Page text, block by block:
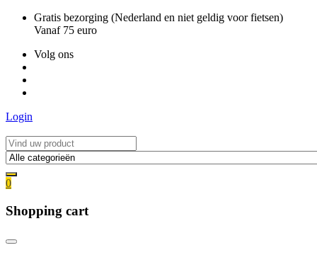
inhoud
Gratis bezorging (Nederland en niet geldig voor fietsen)
Vanaf 75 euro
Volg ons
Login
0
Shopping cart